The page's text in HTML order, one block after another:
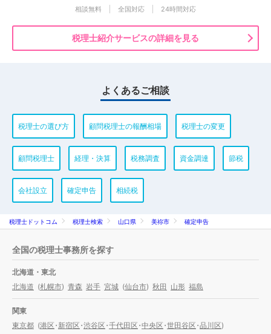
相談無料 全国対応 24時間対応
税理士紹介サービスの詳細を見る
よくあるご相談
税理士の選び方 顧問税理士の報酬相場 税理士の変更
顧問税理士 経理・決算 税務調査 資金調達 節税
会社設立 確定申告 相続税
税理士ドットコム 税理士検索 山口県 美祢市 確定申告
全国の税理士事務所を探す
北海道・東北
北海道 (札幌市) 青森 岩手 宮城 (仙台市) 秋田 山形 福島
関東
東京都 (港区・新宿区・渋谷区・千代田区・中央区・世田谷区・品川区)